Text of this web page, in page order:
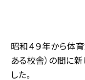
昭和４９年から体
ある校舎）の間に
した。